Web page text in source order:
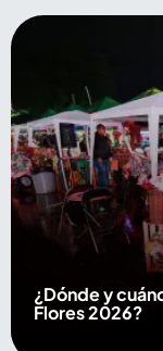
¿Dónde y
Flores 2026?